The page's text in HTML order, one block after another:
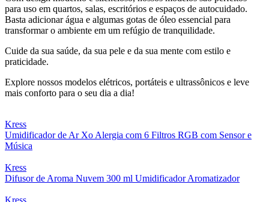
para uso em quartos, salas, escritórios e espaços de autocuidado.
Basta adicionar água e algumas gotas de óleo essencial para
transformar o ambiente em um refúgio de tranquilidade.
Cuide da sua saúde, da sua pele e da sua mente com estilo e
praticidade.
Explore nossos modelos elétricos, portáteis e ultrassônicos e leve
mais conforto para o seu dia a dia!
Kress
Umidificador de Ar Xo Alergia com 6 Filtros RGB com Sensor e
Música
Kress
Difusor de Aroma Nuvem 300 ml Umidificador Aromatizador
Kress